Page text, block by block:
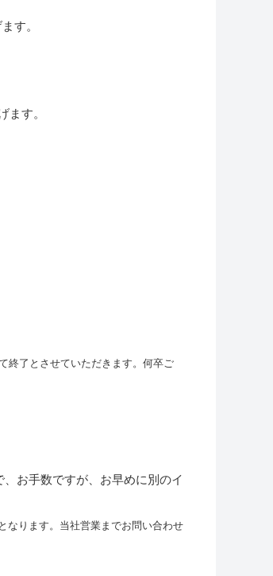
す。
ます。
終了とさせていただきます。何卒ご
お手数ですが、お早めに別のイ
なります。当社営業までお問い合わせ